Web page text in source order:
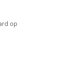
op